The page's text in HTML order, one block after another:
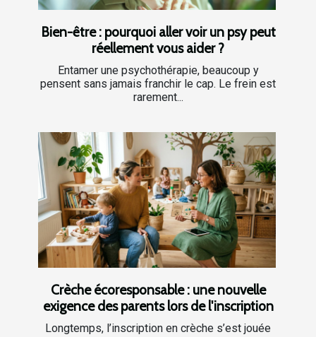
Bien-être : pourquoi aller voir un psy peut
réellement vous aider ?
Entamer une psychothérapie, beaucoup y
pensent sans jamais franchir le cap. Le frein est
rarement...
Crèche écoresponsable : une nouvelle
exigence des parents lors de l'inscription
Longtemps, l’inscription en crèche s’est jouée